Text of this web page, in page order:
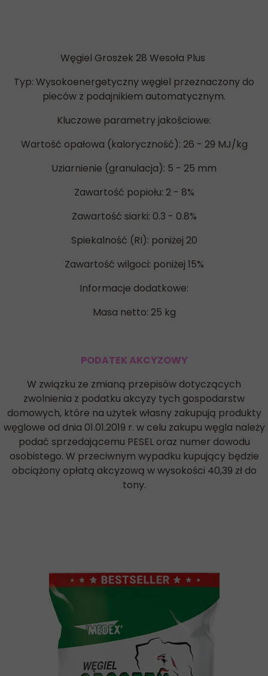
Węgiel Groszek 28 Wesoła Plus
Typ: Wysokoenergetyczny węgiel przeznaczony do
pieców z podajnikiem automatycznym.
Kluczowe parametry jakościowe:
Wartość opałowa (kaloryczność): 26 - 29 MJ/kg
Uziarnienie (granulacja): 5 - 25 mm
Zawartość popiołu: 2 - 8%
Zawartość siarki: 0.3 - 0.8%
Spiekalność (RI): poniżej 20
Zawartość wilgoci: poniżej 15%
Informacje dodatkowe:
Masa netto: 25 kg
PODATEK AKCYZOWY
W związku ze zmianą przepisów dotyczących
zwolnienia z podatku akcyzy tych gospodarstw
domowych, które na użytek własny zakupują produkty
węglowe od dnia 01.01.2019 r. w celu zakupu węgla należy
podać sprzedającemu PESEL oraz numer dowodu
osobistego. W przeciwnym wypadku kupujący będzie
obciążony opłatą akcyzową w wysokości 40,39 zł do
tony.